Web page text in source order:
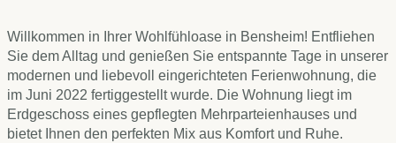
Willkommen in Ihrer Wohlfühloase in Bensheim! Entfliehen
Sie dem Alltag und genießen Sie entspannte Tage in unserer
modernen und liebevoll eingerichteten Ferienwohnung, die
im Juni 2022 fertiggestellt wurde. Die Wohnung liegt im
Erdgeschoss eines gepflegten Mehrparteienhauses und
bietet Ihnen den perfekten Mix aus Komfort und Ruhe.